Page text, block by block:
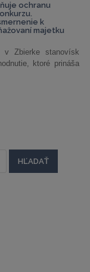
ochranu
k
majetku
v Zbierke stanovísk
ktoré prináša